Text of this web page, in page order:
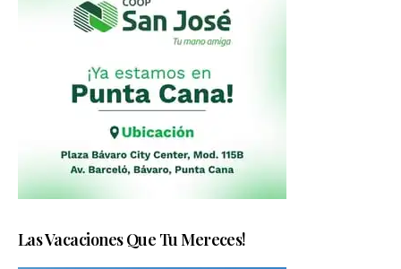
Las Vacaciones Que Tu Mereces!